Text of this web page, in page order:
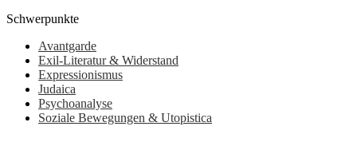
Schwerpunkte
Avantgarde
Exil-Literatur & Widerstand
Expressionismus
Judaica
Psychoanalyse
Soziale Bewegungen & Utopistica